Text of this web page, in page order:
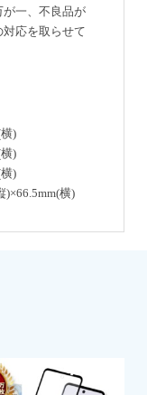
一、不良品が
応を取らせて
)
)
)
)×66.5mm(横)